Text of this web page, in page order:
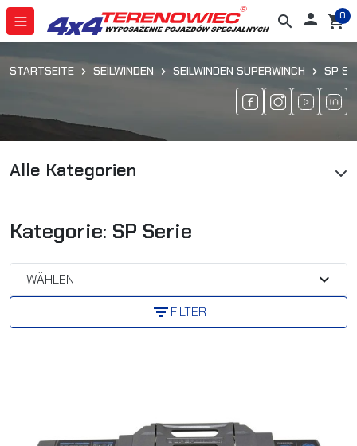
search  shopping_cart
0
STARTSEITE SEILWINDEN SEILWINDEN SUPERWINCH SP
Alle Kategorien
Kategorie: SP Serie
WÄHLEN
expand_more
filter_listFILTER